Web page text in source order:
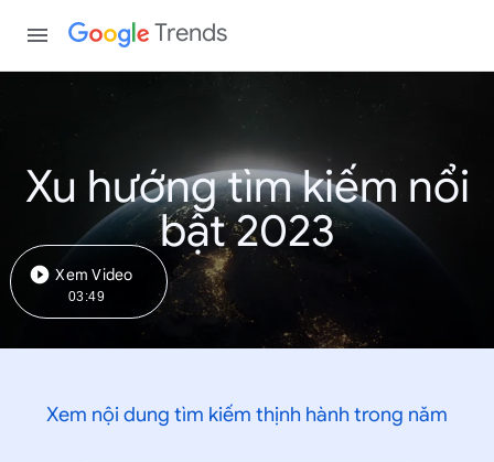
Trends
Xu hướng tìm kiếm nổi
bật 2023
Xem Video
03:49
Xem nội dung tìm kiếm thịnh hành trong năm